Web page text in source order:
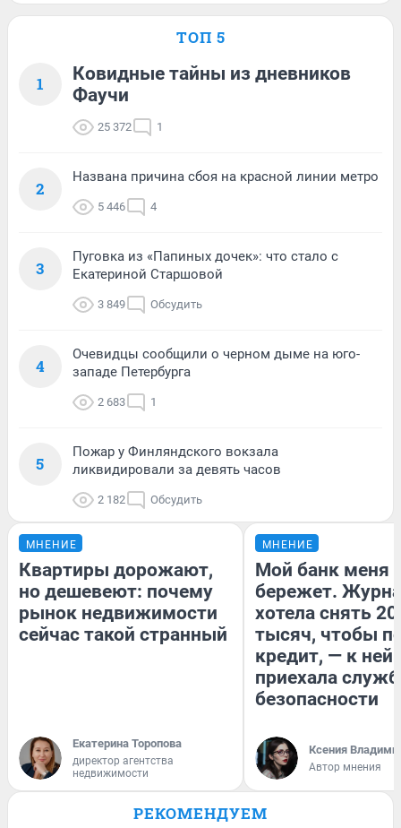
ТОП 5
1
Ковидные тайны из дневников
Фаучи
25 372 1
2
Названа причина сбоя на красной линии метро
5 446 4
3
Пуговка из «Папиных дочек»: что стало с
Екатериной Старшовой
3 849 Обсудить
4
Очевидцы сообщили о черном дыме на юго-
западе Петербурга
2 683 1
5
Пожар у Финляндского вокзала
ликвидировали за девять часов
2 182 Обсудить
МНЕНИЕ
Квартиры дорожают,
но дешевеют: почему
рынок недвижимости
сейчас такой странный
Екатерина Торопова
директор агентства
недвижимости
МНЕНИЕ
Мой банк меня
бережет.
хотела снять
тысяч, чтобы
кредит, — к
приехала
безопасности
Ксения
Автор мнения
РЕКОМЕНДУЕМ